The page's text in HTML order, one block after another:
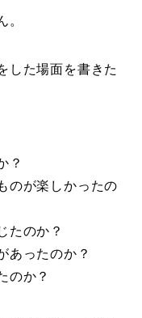
。
した場面を書きた
？
のが楽しかったの
たのか？
あったのか？
のか？